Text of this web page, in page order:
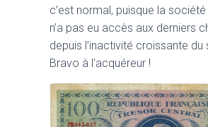
c’est normal, puisque la
n’a pas eu accès aux derniers
depuis l’inactivité croissante du
Bravo à l’acquéreur !